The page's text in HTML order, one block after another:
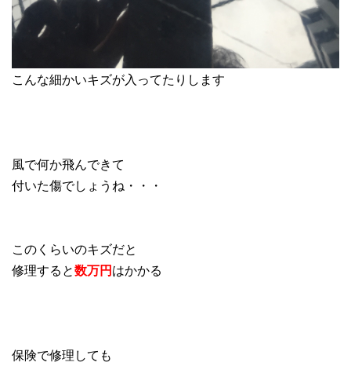
こんな細かいキズが入ってたりします
風で何か飛んできて
付いた傷でしょうね・・・
このくらいのキズだと
修理すると数万円はかかる
保険で修理しても